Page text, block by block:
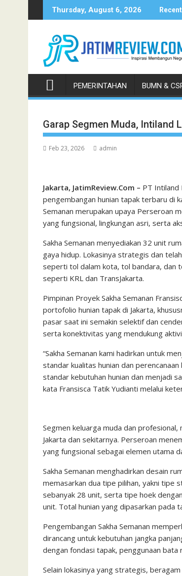
to
Thursday, August 6, 2026
PEMERINTAHAN BUMN &
Garap Segmen Muda, Intiland
Feb 23, 2026 admin
Jakarta, JatimReview.Com – PT Intiland
pengembangan hunian tapak terbaru di
Semanan merupakan upaya Perseroan
yang fungsional, lingkungan asri, serta
Sakha Semanan menyediakan 32 unit
gaya hidup. Lokasinya strategis dan
seperti tol dalam kota, tol bandara, dan
seperti KRL dan TransJakarta.
Pimpinan Proyek Sakha Semanan
portofolio hunian tapak di Jakarta,
pasar saat ini semakin selektif dan
serta konektivitas yang mendukung
“Sakha Semanan kami hadirkan untuk
standar kualitas hunian dan
standar kebutuhan hunian dan menjadi
kata Fransisca Tatik Yudianti melalui
Segmen keluarga muda dan
Jakarta dan sekitarnya. Perseroan
yang fungsional sebagai elemen utama
Sakha Semanan menghadirkan desain
memasarkan dua tipe pilihan, yakni tipe
sebanyak 28 unit, serta tipe hoek
unit. Total hunian yang dipasarkan pada
Pengembangan Sakha Semanan
dirancang untuk kebutuhan jangka
dengan fondasi tapak, penggunaan
Selain lokasinya yang strategis,